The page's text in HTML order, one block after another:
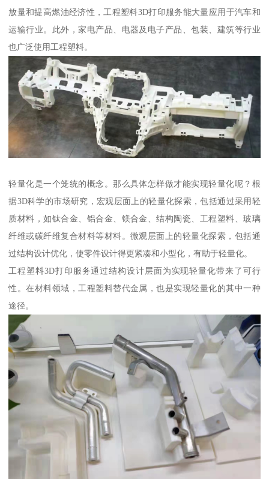
放量和提高燃油经济性，工程塑料3D打印服务能大量应用于汽车和
运输行业。此外，家电产品、电器及电子产品、包装、建筑等行业
也广泛使用工程塑料。
轻量化是一个笼统的概念。那么具体怎样做才能实现轻量化呢？根
据3D科学的市场研究，宏观层面上的轻量化探索，包括通过采用轻
质材料，如钛合金、铝合金、镁合金、结构陶瓷、工程塑料、玻璃
纤维或碳纤维复合材料等材料。微观层面上的轻量化探索，包括通
过结构设计优化，使零件设计得更紧凑和小型化，有助于轻量化。
工程塑料3D打印服务通过结构设计层面为实现轻量化带来了可行
性。在材料领域，工程塑料替代金属，也是实现轻量化的其中一种
途径。